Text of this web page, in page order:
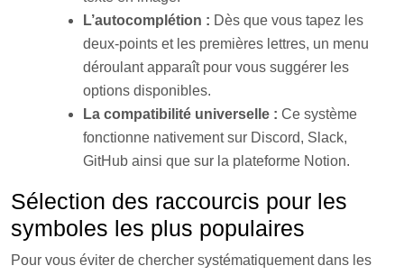
L’autocomplétion : Dès que vous tapez les
deux-points et les premières lettres, un menu
déroulant apparaît pour vous suggérer les
options disponibles.
La compatibilité universelle : Ce système
fonctionne nativement sur Discord, Slack,
GitHub ainsi que sur la plateforme Notion.
Sélection des raccourcis pour les
symboles les plus populaires
Pour vous éviter de chercher systématiquement dans les